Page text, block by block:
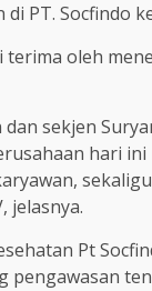
PT. Socfindo
oleh
sekjen
hari
jelasnya.
Pt